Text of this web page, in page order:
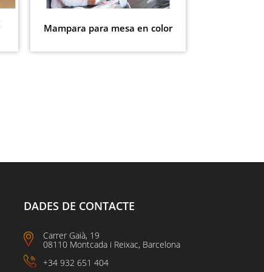
Mampara para mesa en color
DADES DE CONTACTE
Carrer Gaià, 19
08110 Montcada i Reixac, Barcelona
+34 932 651 404